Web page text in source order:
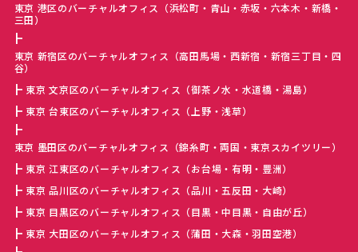
東京 港区のバーチャルオフィス（浜松町・青山・赤坂・六本木・新橋・
三田）
東京 新宿区のバーチャルオフィス（高田馬場・西新宿・新宿三丁目・四
谷）
東京 文京区のバーチャルオフィス（御茶ノ水・水道橋・湯島）
東京 台東区のバーチャルオフィス（上野・浅草）
東京 墨田区のバーチャルオフィス（錦糸町・両国・東京スカイツリー）
東京 江東区のバーチャルオフィス（お台場・有明・豊洲）
東京 品川区のバーチャルオフィス（品川・五反田・大崎）
東京 目黒区のバーチャルオフィス（目黒・中目黒・自由が丘）
東京 大田区のバーチャルオフィス（蒲田・大森・羽田空港）